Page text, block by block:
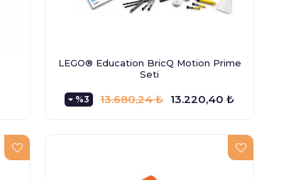
LEGO® Education BricQ Motion Prime
Seti
%3 13.220,40 ₺
13.680,24 ₺